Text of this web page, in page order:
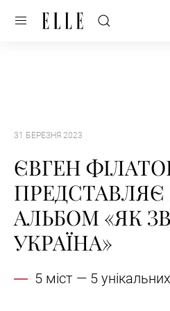
31 БЕРЕЗНЯ 2023
ЄВГЕН
АЛЬБОМ «ЯК
УКРАЇНА»
5 міст — 5